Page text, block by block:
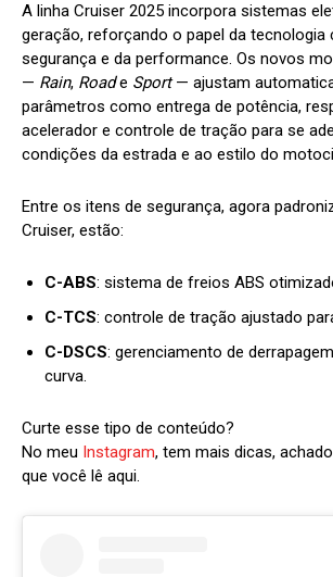
A linha Cruiser 2025 incorpora sistemas
geração, reforçando o papel da tecnologia
segurança e da performance. Os novos
— Rain, Roade Sport— ajustam
parâmetros como entrega de potência,
acelerador e controle de tração para se
condições da estrada e ao estilo do
Entre os itens de segurança, agora
Cruiser, estão:
C-ABS: sistema de freios ABS
C-TCS: controle de tração ajustado
C-DSCS: gerenciamento de
curva.
Curte esse tipo de conteúdo?
No meu Instagram, tem mais dicas,
que você lê aqui.